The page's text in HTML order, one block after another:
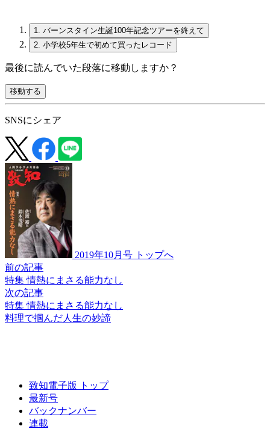
1.
バーンスタイン生誕100年記念ツアーを終えて
2. 小学校5年生で初めて買ったレコード
最後に読んでいた段落に移動しますか？
移動する
SNSにシェア
2019年10月号 トップへ
前の記事
特集 情熱にまさる能力なし
次の記事
特集 情熱にまさる能力なし
料理で掴んだ人生の妙諦
致知電子版 トップ
最新号
バックナンバー
連載